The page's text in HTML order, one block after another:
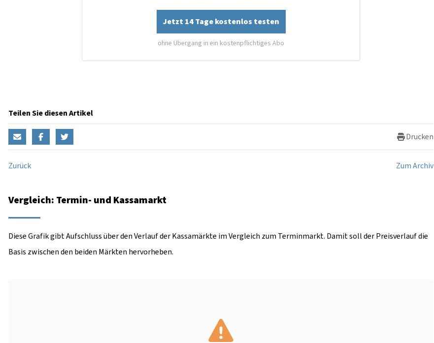
Jetzt 14 Tage kostenlos testen
ohne Übergang in ein kostenpflichtiges Abo
Teilen Sie diesen Artikel
Drucken
Zurück Zum Archiv
Vergleich: Termin- und Kassamarkt
Diese Grafik gibt Aufschluss über den Verlauf der Kassamärkte im Vergleich zum Terminmarkt. Damit soll der Preisverlauf die
Basis zwischen den beiden Märkten hervorheben.